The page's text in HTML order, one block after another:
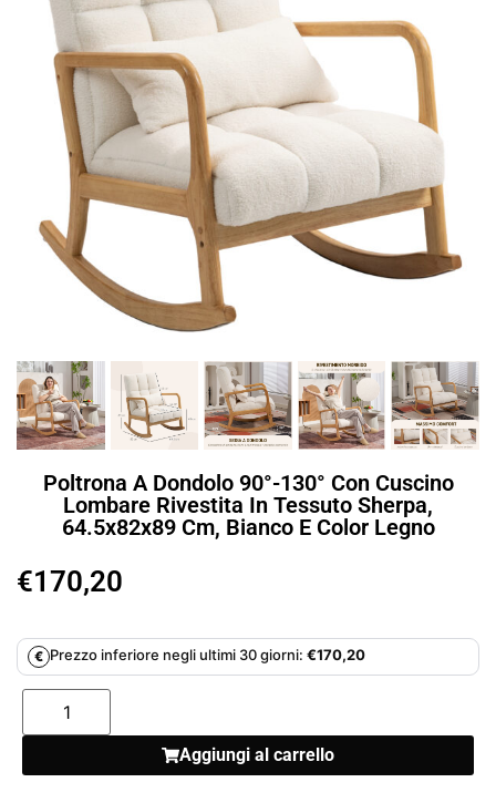
Poltrona A Dondolo 90°-130° Con Cuscino
Lombare Rivestita In Tessuto Sherpa,
64.5x82x89 Cm, Bianco E Color Legno
€170,20
€ Prezzo inferiore negli ultimi 30 giorni: €170,20
Aggiungi al carrello